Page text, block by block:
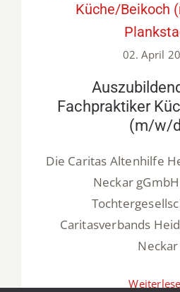
Küche/Beikoch
02. April
Fachpraktiker
(m/w/
Die Caritas Altenhilfe
Neckar
Caritasverbands
Neckar